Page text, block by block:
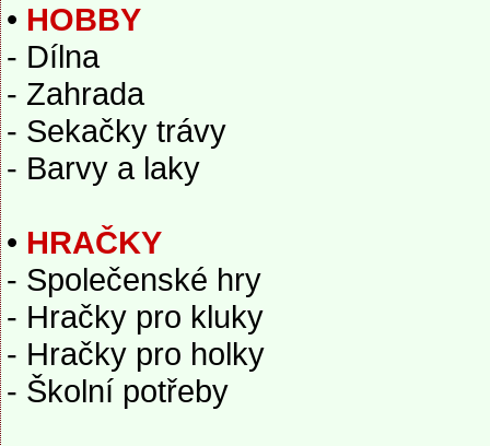
• HOBBY
- Dílna
- Zahrada
- Sekačky trávy
- Barvy a laky
• HRAČKY
- Společenské hry
- Hračky pro kluky
- Hračky pro holky
- Školní potřeby